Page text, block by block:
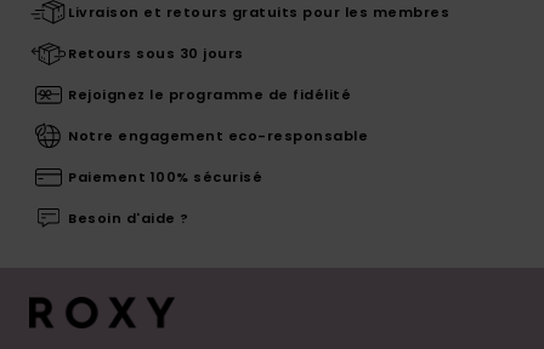
Livraison et retours gratuits pour les membres
Retours sous 30 jours
Rejoignez le programme de fidélité
Notre engagement eco-responsable
Paiement 100% sécurisé
Besoin d'aide ?